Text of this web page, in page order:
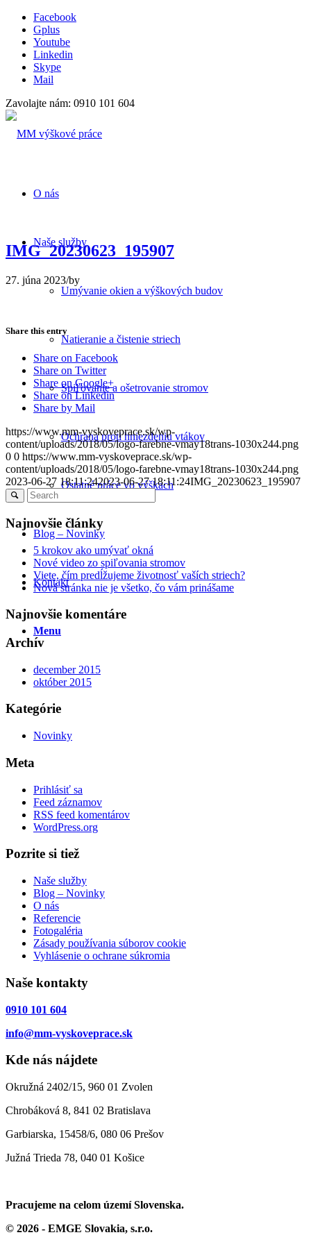
Facebook
Gplus
Youtube
Linkedin
Skype
Mail
Zavolajte nám: 0910 101 604
O nás
Naše služby
Umývanie okien a výškových budov
Natieranie a čistenie striech
Spiľovanie a ošetrovanie stromov
Ochrana proti hniezdeniu vtákov
Ostatné práce vo výškach
Blog – Novinky
Kontakt
Menu
IMG_20230623_195907
27. júna 2023/by
Share this entry
Share on Facebook
Share on Twitter
Share on Google+
Share on Linkedin
Share by Mail
https://www.mm-vyskoveprace.sk/wp-
content/uploads/2018/05/logo-farebne-vmay18trans-1030x244.png
0 0 https://www.mm-vyskoveprace.sk/wp-
content/uploads/2018/05/logo-farebne-vmay18trans-1030x244.png
2023-06-27 18:11:242023-06-27 18:11:24IMG_20230623_195907
Najnovšie články
5 krokov ako umývať okná
Nové video zo spiľovania stromov
Viete, čím predĺžujeme životnosť vaších striech?
Nová stránka nie je všetko, čo vám prinášame
Najnovšie komentáre
Archív
december 2015
október 2015
Kategórie
Novinky
Meta
Prihlásiť sa
Feed záznamov
RSS feed komentárov
WordPress.org
Pozrite si tiež
Naše služby
Blog – Novinky
O nás
Referencie
Fotogaléria
Zásady používania súborov cookie
Vyhlásenie o ochrane súkromia
Naše kontakty
0910 101 604
info@mm-vyskoveprace.sk
Kde nás nájdete
Okružná 2402/15, 960 01 Zvolen
Chrobáková 8, 841 02 Bratislava
Garbiarska, 15458/6, 080 06 Prešov
Južná Trieda 78, 040 01 Košice
Pracujeme na celom území Slovenska.
© 2026 - EMGE Slovakia, s.r.o.